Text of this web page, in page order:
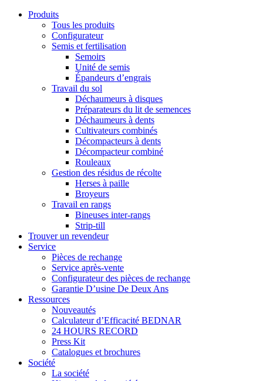
Produits
Tous les produits
Configurateur
Semis et fertilisation
Semoirs
Unité de semis
Épandeurs d’engrais
Travail du sol
Déchaumeurs à disques
Préparateurs du lit de semences
Déchaumeurs à dents
Cultivateurs combinés
Décompacteurs à dents
Décompacteur combiné
Rouleaux
Gestion des résidus de récolte
Herses à paille
Broyeurs
Travail en rangs
Bineuses inter-rangs
Strip-till
Trouver un revendeur
Service
Pièces de rechange
Service après-vente
Configurateur des pièces de rechange
Garantie D’usine De Deux Ans
Ressources
Nouveautés
Calculateur d’Efficacité BEDNAR
24 HOURS RECORD
Press Kit
Catalogues et brochures
Société
La société